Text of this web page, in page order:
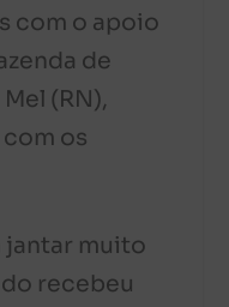
com o apoio
de
(RN),
os
jantar muito
recebeu